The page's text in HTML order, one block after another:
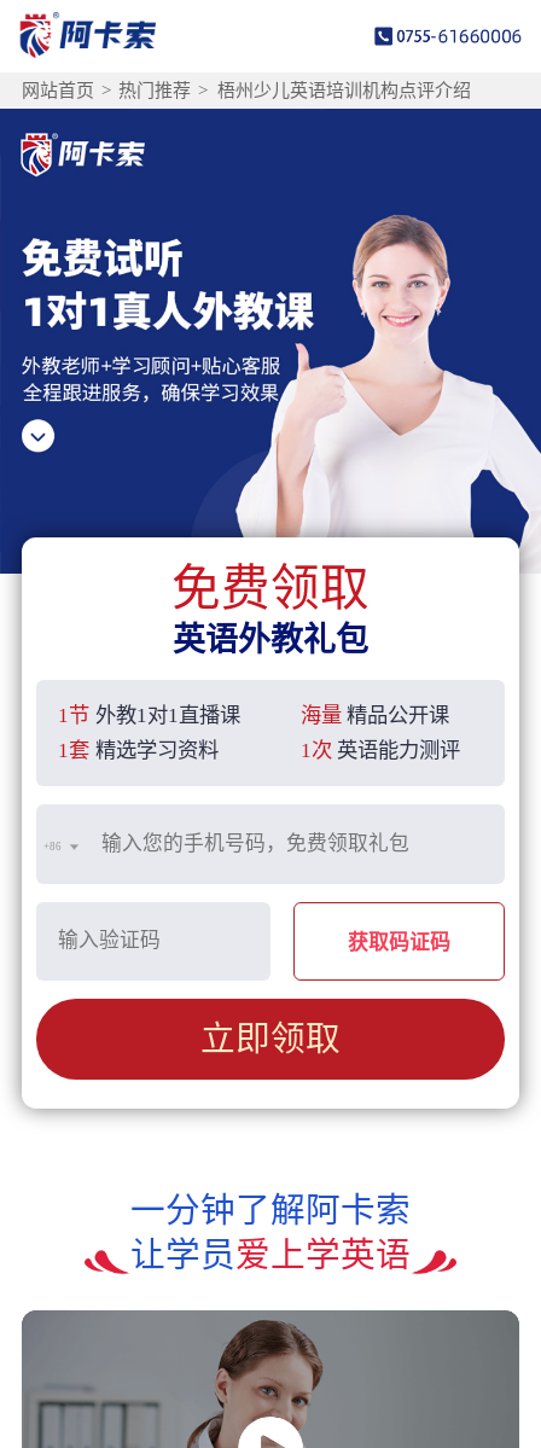
网站首页 > 热门推荐 > 梧州少儿英语培训机构点评介绍
免费领取
英语外教礼包
1节 外教1对1直播课 海量 精品公开课
1套 精选学习资料 1次 英语能力测评
+86
获取码证码
立即领取
一分钟了解阿卡索
让学员爱上学英语